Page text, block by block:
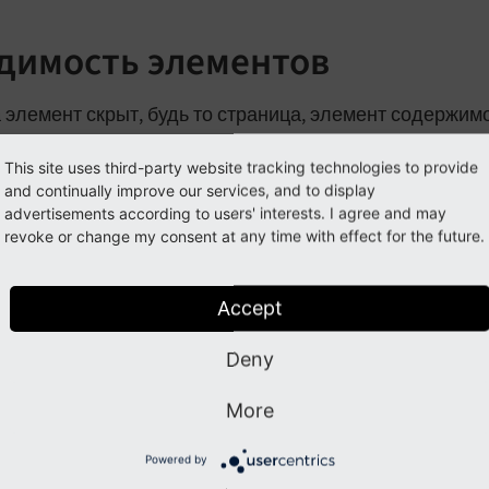
элементов
элемент скрыт, будь то страница, элемент
на сайте. Однако его можно просмотреть
и в расширениях, которые следуют лучшим
определяются на вкладке Доступ / Access
публикации
указать период времени, в течение которого
для сезонных объявлений или праздничных
с заданной
Датой публикации
не
, то с этого момента
This site uses third-party website tracking technologies to provide
and continually improve our services, and to display
advertisements according to users' interests. I agree and may
revoke or change my consent at any time with effect for the future.
Accept
Deny
More
Powered by